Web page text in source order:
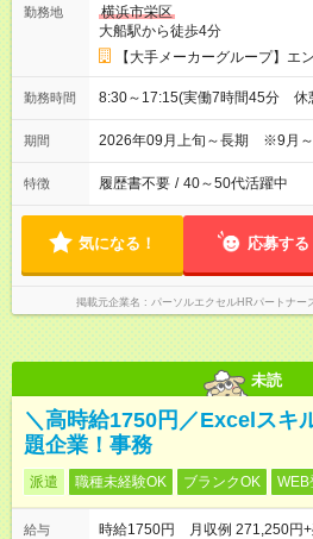
勤務地
横浜市栄区
大船駅から徒歩4分
【大手メーカーグループ】エ
勤務時間 8:30～17:15(実働7時間45分 休
期間 2026年09月上旬～長期 ※9月～
特徴 履歴書不要 / 40～50代活躍中
気になる！ 応募する
掲載元企業名 パーソルエクセルHRパートナー
未読
＼高時給1750円／Excelスキ
題企業！事務
派遣 職種未経験OK ブランクOK WEB
給与
時給1750円 月収例 271,250円+